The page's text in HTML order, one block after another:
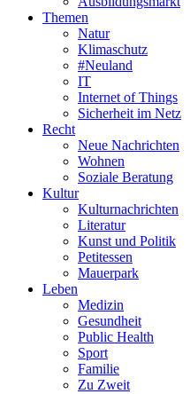
Themen
Natur
Klimaschutz
#Neuland
IT
Internet of Things
Sicherheit im Netz
Recht
Neue Nachrichten
Wohnen
Soziale Beratung
Kultur
Kulturnachrichten
Literatur
Kunst und Politik
Petitessen
Mauerpark
Leben
Medizin
Gesundheit
Public Health
Sport
Familie
Zu Zweit